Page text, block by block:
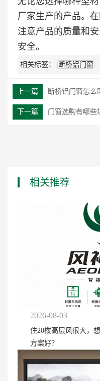
厂家生产的产品。
注意产品的质量和
安全。
相关标签： 断桥铝门窗
上一篇 断桥铝门窗怎么
下一篇 门窗选购有哪些
相关推荐
2026-08-03
住20楼高层风很大，
方案好？